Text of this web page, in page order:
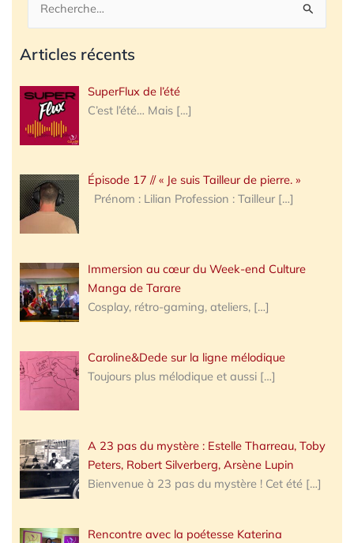
Rechercher :
Articles récents
SuperFlux de l’été
C’est l’été… Mais […]
Épisode 17 // « Je suis Tailleur de pierre. »
Prénom : Lilian Profession : Tailleur […]
Immersion au cœur du Week-end Culture
Manga de Tarare
Cosplay, rétro-gaming, ateliers, […]
Caroline&Dede sur la ligne mélodique
Toujours plus mélodique et aussi […]
A 23 pas du mystère : Estelle Tharreau, Toby
Peters, Robert Silverberg, Arsène Lupin
Bienvenue à 23 pas du mystère ! Cet été […]
Rencontre avec la poétesse Katerina